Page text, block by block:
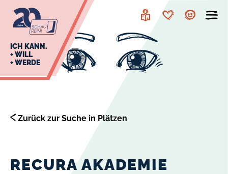
Navigation
Inhalt
Leichte
MerkzettelAccount
ICH KANN.
+ WILL
+ WERDE
Zurück zur Suche in Plätzen
RECURA AKADEMIE